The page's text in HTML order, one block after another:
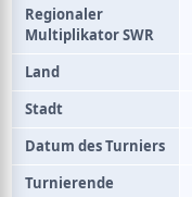
Regionaler
Multiplikator SWR
Land
Stadt
Datum des Turniers
Turnierende